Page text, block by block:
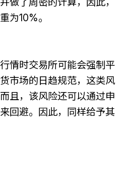
为10%。
情时交易所可能会强制平
市场的日趋规范，这类风
且，该风险还可以通过申
回避。因此，同样给予其